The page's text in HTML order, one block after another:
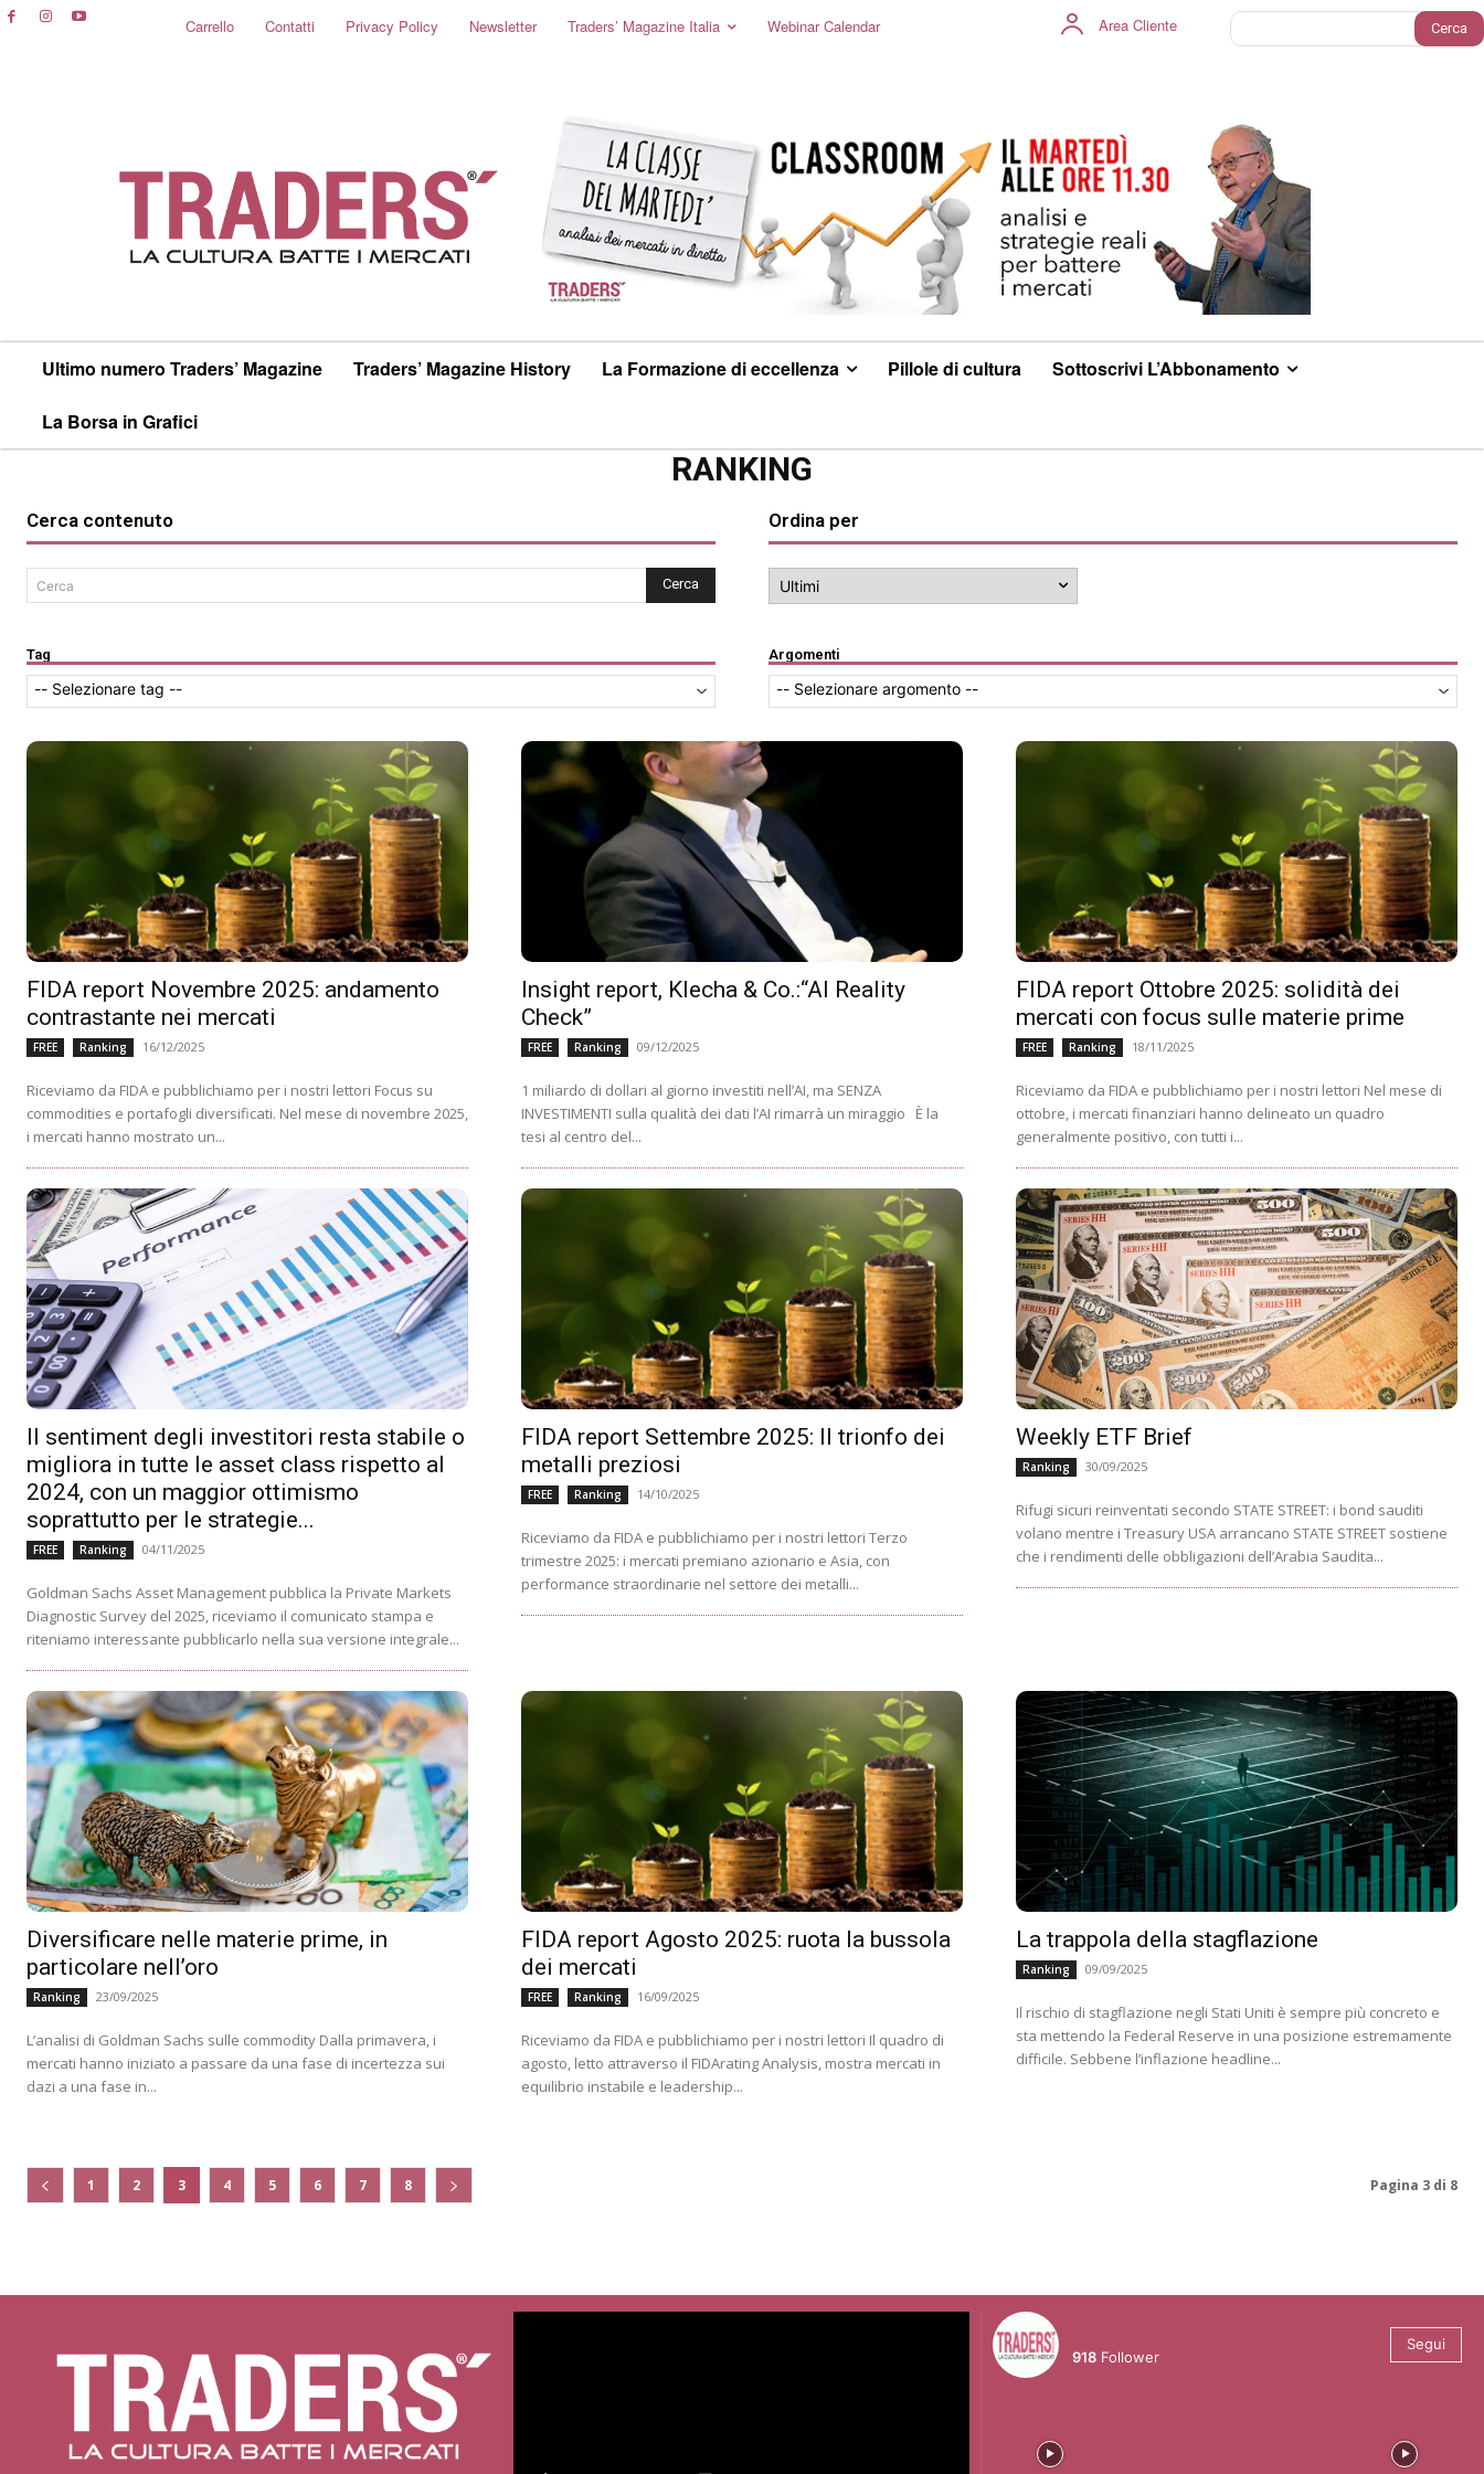
Carrello Contatti Privacy Policy Newsletter Traders’ Magazine Italia Webinar Calendar Area Cliente Cerca
Ultimo numero Traders’ Magazine Traders’ Magazine History La Formazione di eccellenza Pillole di cultura Sottoscrivi L’Abbonamento
La Borsa in Grafici
RANKING
Cerca contenuto
Cerca Cerca
Ordina per
Tag Argomenti
FIDA report Novembre 2025: andamento
contrastante nei mercati
FREE Ranking 16/12/2025
Riceviamo da FIDA e pubblichiamo per i nostri lettori Focus su
commodities e portafogli diversificati. Nel mese di novembre 2025,
i mercati hanno mostrato un...
Insight report, Klecha & Co.:“AI Reality
Check”
FREE Ranking 09/12/2025
1 miliardo di dollari al giorno investiti nell’AI, ma SENZA
INVESTIMENTI sulla qualità dei dati l’AI rimarrà un miraggio È la
tesi al centro del...
FIDA report Ottobre 2025: solidità dei
mercati con focus sulle materie prime
FREE Ranking 18/11/2025
Riceviamo da FIDA e pubblichiamo per i nostri lettori Nel mese di
ottobre, i mercati finanziari hanno delineato un quadro
generalmente positivo, con tutti i...
Il sentiment degli investitori resta stabile o
migliora in tutte le asset class rispetto al
2024, con un maggior ottimismo
soprattutto per le strategie...
FREE Ranking 04/11/2025
Goldman Sachs Asset Management pubblica la Private Markets
Diagnostic Survey del 2025, riceviamo il comunicato stampa e
riteniamo interessante pubblicarlo nella sua versione integrale...
FIDA report Settembre 2025: Il trionfo dei
metalli preziosi
FREE Ranking 14/10/2025
Riceviamo da FIDA e pubblichiamo per i nostri lettori Terzo
trimestre 2025: i mercati premiano azionario e Asia, con
performance straordinarie nel settore dei metalli...
Weekly ETF Brief
Ranking 30/09/2025
Rifugi sicuri reinventati secondo STATE STREET: i bond sauditi
volano mentre i Treasury USA arrancano STATE STREET sostiene
che i rendimenti delle obbligazioni dell’Arabia Saudita...
Diversificare nelle materie prime, in
particolare nell’oro
Ranking 23/09/2025
L’analisi di Goldman Sachs sulle commodity Dalla primavera, i
mercati hanno iniziato a passare da una fase di incertezza sui
dazi a una fase in...
FIDA report Agosto 2025: ruota la bussola
dei mercati
FREE Ranking 16/09/2025
Riceviamo da FIDA e pubblichiamo per i nostri lettori Il quadro di
agosto, letto attraverso il FIDArating Analysis, mostra mercati in
equilibrio instabile e leadership...
La trappola della stagflazione
Ranking 09/09/2025
Il rischio di stagflazione negli Stati Uniti è sempre più concreto e
sta mettendo la Federal Reserve in una posizione estremamente
difficile. Sebbene l’inflazione headline...
1 2 3 4 5 6 7 8 Pagina 3 di 8
918 Follower
Segui